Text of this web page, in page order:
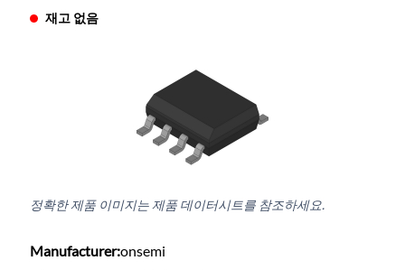
재고 없음
정확한 제품 이미지는 제품 데이터시트를 참조하세요.
Manufacturer:onsemi